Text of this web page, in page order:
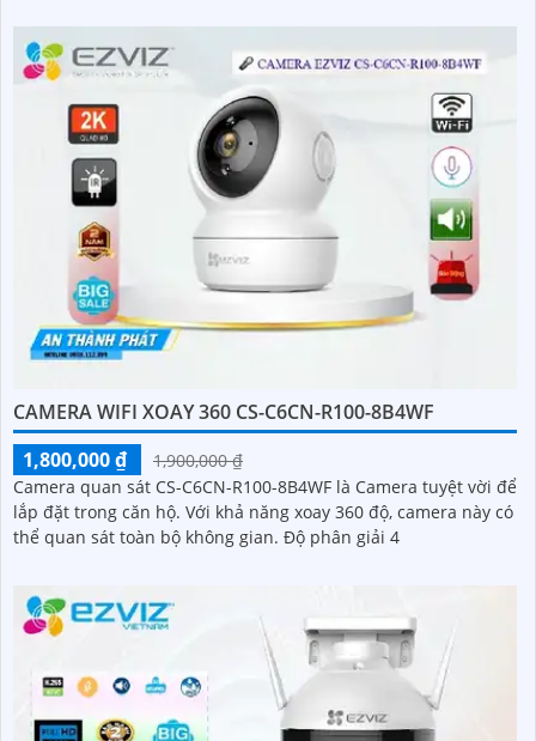
CAMERA WIFI XOAY 360 CS-C6CN-R100-8B4WF
1,800,000 ₫
1,900,000 ₫
Camera quan sát CS-C6CN-R100-8B4WF là Camera tuyệt vời để
lắp đặt trong căn hộ. Với khả năng xoay 360 độ, camera này có
thể quan sát toàn bộ không gian. Độ phân giải 4